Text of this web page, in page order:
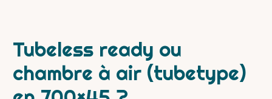
Tubeless ready ou
chambre à air (tubetype)